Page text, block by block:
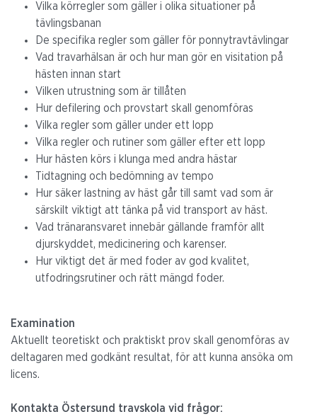
Vilka körregler som gäller i olika situationer på
tävlingsbanan
De specifika regler som gäller för ponnytravtävlingar
Vad travarhälsan är och hur man gör en visitation på
hästen innan start
Vilken utrustning som är tillåten
Hur defilering och provstart skall genomföras
Vilka regler som gäller under ett lopp
Vilka regler och rutiner som gäller efter ett lopp
Hur hästen körs i klunga med andra hästar
Tidtagning och bedömning av tempo
Hur säker lastning av häst går till samt vad som är
särskilt viktigt att tänka på vid transport av häst.
Vad tränaransvaret innebär gällande framför allt
djurskyddet, medicinering och karenser.
Hur viktigt det är med foder av god kvalitet,
utfodringsrutiner och rätt mängd foder.
Examination
Aktuellt teoretiskt och praktiskt prov skall genomföras av
deltagaren med godkänt resultat, för att kunna ansöka om
licens.
Kontakta Östersund travskola vid frågor: